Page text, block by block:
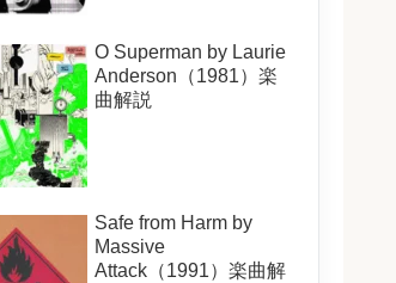
O Superman by Laurie
Anderson（1981）楽
曲解説
Safe from Harm by
Massive
Attack（1991）楽曲解